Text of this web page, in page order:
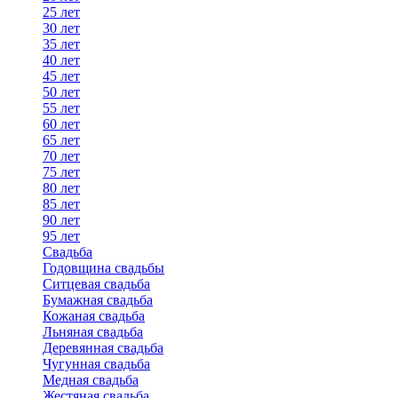
25 лет
30 лет
35 лет
40 лет
45 лет
50 лет
55 лет
60 лет
65 лет
70 лет
75 лет
80 лет
85 лет
90 лет
95 лет
Свадьба
Годовщина свадьбы
Ситцевая свадьба
Бумажная свадьба
Кожаная свадьба
Льняная свадьба
Деревянная свадьба
Чугунная свадьба
Медная свадьба